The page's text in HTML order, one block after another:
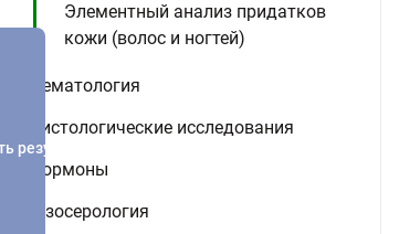
Элементный анализ придатков
кожи (волос и ногтей)
Гематология
Гистологические исследования
Гормоны
Изосерология
результатов